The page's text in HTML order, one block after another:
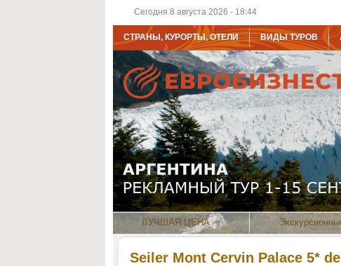
Сегодня 8 августа 2026 - 18:44
СТРАНЫ, КУРОРТЫ, ОТЕЛИ ВИДЫ ТУРОВ
ЛУЧШАЯ ЦЕНА
Seiler Mont Cervin Palace 5*